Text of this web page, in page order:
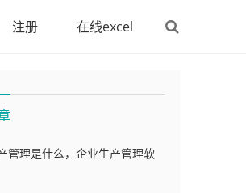
注册 在线excel
管理是什么，企业生产管理软